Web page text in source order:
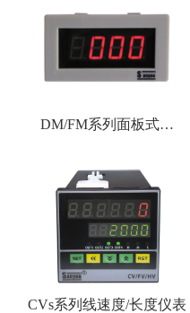
DM/FM系列面板式计
CVs系列线速度/长度仪表